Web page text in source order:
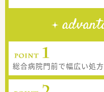
総合病院門前で幅広い処方